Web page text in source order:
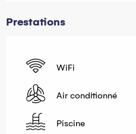
Prestations
WiFi
Air conditionné
Piscine